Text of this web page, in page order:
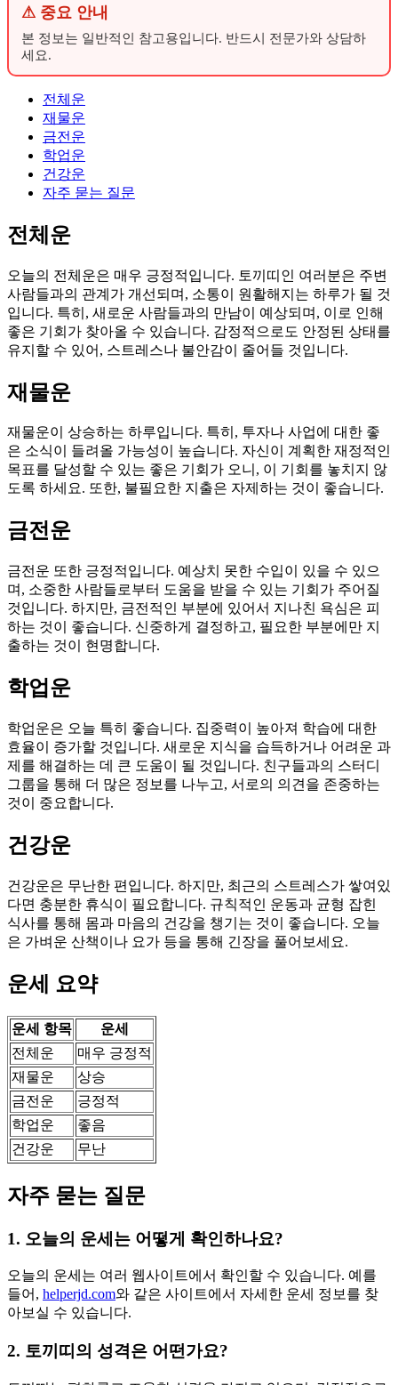
⚠ 중요 안내
본 정보는 일반적인 참고용입니다. 반드시 전문가와 상담하
세요.
전체운
재물운
금전운
학업운
건강운
자주 묻는 질문
전체운
오늘의 전체운은 매우 긍정적입니다. 토끼띠인 여러분은 주변
사람들과의 관계가 개선되며, 소통이 원활해지는 하루가 될 것
입니다. 특히, 새로운 사람들과의 만남이 예상되며, 이로 인해
좋은 기회가 찾아올 수 있습니다. 감정적으로도 안정된 상태를
유지할 수 있어, 스트레스나 불안감이 줄어들 것입니다.
재물운
재물운이 상승하는 하루입니다. 특히, 투자나 사업에 대한 좋
은 소식이 들려올 가능성이 높습니다. 자신이 계획한 재정적인
목표를 달성할 수 있는 좋은 기회가 오니, 이 기회를 놓치지 않
도록 하세요. 또한, 불필요한 지출은 자제하는 것이 좋습니다.
금전운
금전운 또한 긍정적입니다. 예상치 못한 수입이 있을 수 있으
며, 소중한 사람들로부터 도움을 받을 수 있는 기회가 주어질
것입니다. 하지만, 금전적인 부분에 있어서 지나친 욕심은 피
하는 것이 좋습니다. 신중하게 결정하고, 필요한 부분에만 지
출하는 것이 현명합니다.
학업운
학업운은 오늘 특히 좋습니다. 집중력이 높아져 학습에 대한
효율이 증가할 것입니다. 새로운 지식을 습득하거나 어려운 과
제를 해결하는 데 큰 도움이 될 것입니다. 친구들과의 스터디
그룹을 통해 더 많은 정보를 나누고, 서로의 의견을 존중하는
것이 중요합니다.
건강운
건강운은 무난한 편입니다. 하지만, 최근의 스트레스가 쌓여있
다면 충분한 휴식이 필요합니다. 규칙적인 운동과 균형 잡힌
식사를 통해 몸과 마음의 건강을 챙기는 것이 좋습니다. 오늘
은 가벼운 산책이나 요가 등을 통해 긴장을 풀어보세요.
운세 요약
운세 항목
운세
전체운
매우 긍정적
재물운
상승
금전운
긍정적
학업운
좋음
건강운
무난
자주 묻는 질문
1. 오늘의 운세는 어떻게 확인하나요?
오늘의 운세는 여러 웹사이트에서 확인할 수 있습니다. 예를
들어, helperjd.com와 같은 사이트에서 자세한 운세 정보를 찾
아보실 수 있습니다.
2. 토끼띠의 성격은 어떤가요?